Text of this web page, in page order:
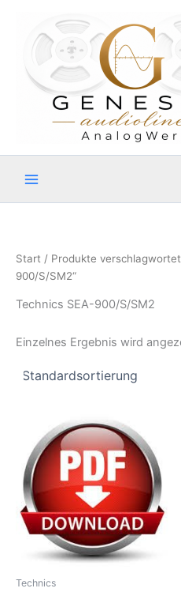
springen
Start / Produkte
900/S/SM2“
Technics SEA-900/S/SM2
Einzelnes Ergebnis wird
Technics